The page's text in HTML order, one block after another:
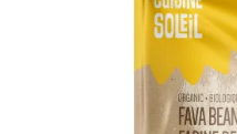
AJOUTER AU